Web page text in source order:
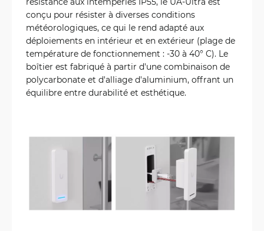
conçu pour résister à diverses conditions
météorologiques, ce qui le rend adapté aux
déploiements en intérieur et en extérieur (plage de
température de fonctionnement : -30 à 40° C). Le
boîtier est fabriqué à partir d'une combinaison de
polycarbonate et d'alliage d'aluminium, offrant un
équilibre entre durabilité et esthétique.